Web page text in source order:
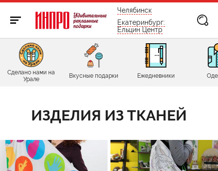
бесплатно по России
Челябинск
Екатеринбург:
Ельцин Центр
Сделано нами на
Урале
Вкусные подарки Ежедневники
ИЗДЕЛИЯ ИЗ ТКАНЕЙ